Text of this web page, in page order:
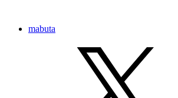
mabuta